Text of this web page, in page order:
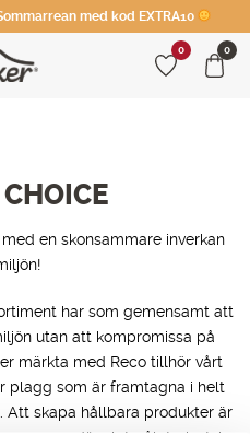
med kod EXTRA10
0 0
en skonsammare inverkan
har som gemensamt att
utan att kompromissa på
märkta med Reco tillhör vårt
plagg som är framtagna i helt
Att skapa hållbara produkter är
process, där slutmålet givetvis